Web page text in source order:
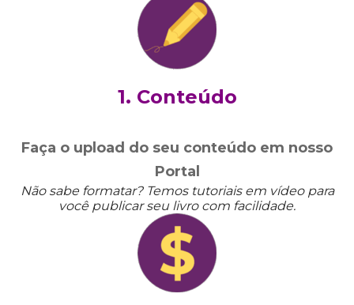
1. Conteúdo
Faça o upload do seu conteúdo em nosso
Portal
Não sabe formatar? Temos tutoriais em vídeo para
você publicar seu livro com facilidade.